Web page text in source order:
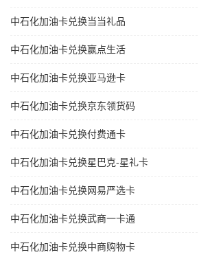
中石化加油卡兑换当当礼品
中石化加油卡兑换赢点生活
中石化加油卡兑换亚马逊卡
中石化加油卡兑换京东领货码
中石化加油卡兑换付费通卡
中石化加油卡兑换星巴克-星礼卡
中石化加油卡兑换网易严选卡
中石化加油卡兑换武商一卡通
中石化加油卡兑换中商购物卡